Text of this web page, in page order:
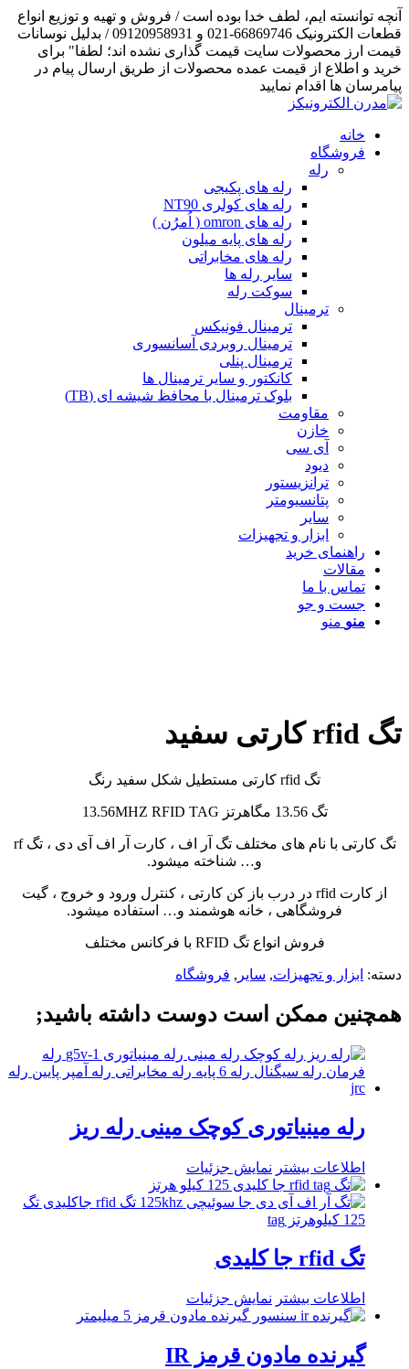
آنچه توانسته ایم، لطف خدا بوده است / فروش و تهیه و توزیع انواع
قطعات الکترونیک 66869746-021 و 09120958931 / بدلیل نوسانات
قیمت ارز محصولات سایت قیمت گذاری نشده اند؛ لطفا" برای
خرید و اطلاع از قیمت عمده محصولات از طریق ارسال پیام در
پیامرسان ها اقدام نمایید
خانه
فروشگاه
رله
رله های پکیجی
رله های کولری NT90
رله های omron ( اُمرُن )
رله های پایه میلون
رله های مخابراتی
سایر رله ها
سوکت رله
ترمینال
ترمینال فونیکس
ترمینال روبردی آسانسوری
ترمینال پنلی
کانکتور و سایر ترمینال ها
بلوک ترمینال با محافظ شیشه ای (TB)
مقاومت
خازن
آی سی
دیود
ترانزیستور
پتانسیومتر
سایر
ابزار و تجهیزات
راهنمای خرید
مقالات
تماس با ما
جست و جو
منو منو
تگ rfid کارتی سفید
تگ rfid کارتی مستطیل شکل سفید رنگ
تگ 13.56 مگاهرتز 13.56MHZ RFID TAG
تگ کارتی با نام های مختلف تگ آر اف ، کارت آر اف آی دی ، تگ rf
و… شناخته میشود.
از کارت rfid در درب باز کن کارتی ، کنترل ورود و خروج ، گیت
فروشگاهی ، خانه هوشمند و… استفاده میشود.
فروش انواع تگ RFID با فرکانس مختلف
دسته: ابزار و تجهیزات, سایر , فروشگاه
همچنین ممکن است دوست داشته باشید;
رله مینیاتوری کوچک مینی رله ریز
اطلاعات بیشتر نمایش جزئیات
تگ rfid جا کلیدی
اطلاعات بیشتر نمایش جزئیات
گیرنده مادون قرمز IR